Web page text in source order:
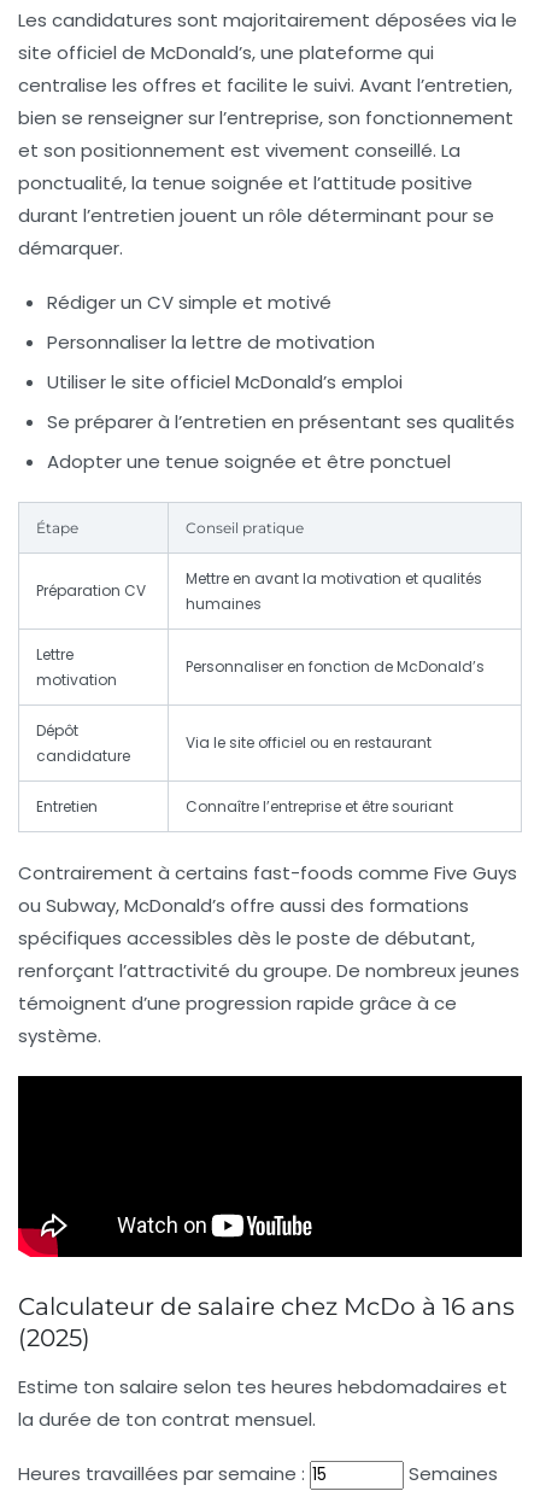
Les candidatures sont majoritairement déposées via le
site officiel de McDonald’s, une plateforme qui
centralise les offres et facilite le suivi. Avant l’entretien,
bien se renseigner sur l’entreprise, son fonctionnement
et son positionnement est vivement conseillé. La
ponctualité, la tenue soignée et l’attitude positive
durant l’entretien jouent un rôle déterminant pour se
démarquer.
Rédiger un CV simple et motivé
Personnaliser la lettre de motivation
Utiliser le site officiel McDonald’s emploi
Se préparer à l’entretien en présentant ses qualités
Adopter une tenue soignée et être ponctuel
Étape Conseil pratique
Préparation CV
Mettre en avant la motivation et qualités
humaines
Lettre
motivation
Personnaliser en fonction de McDonald’s
Dépôt
candidature
Via le site officiel ou en restaurant
Entretien Connaître l’entreprise et être souriant
Contrairement à certains fast-foods comme Five Guys
ou Subway, McDonald’s offre aussi des formations
spécifiques accessibles dès le poste de débutant,
renforçant l’attractivité du groupe. De nombreux jeunes
témoignent d’une progression rapide grâce à ce
système.
Calculateur de salaire chez McDo à 16 ans
(2025)
Estime ton salaire selon tes heures hebdomadaires et
la durée de ton contrat mensuel.
Heures travaillées par semaine :
Semaines